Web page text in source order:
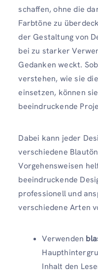
schaffen, ohne die
Farbtöne zu
der Gestaltung von
bei zu starker
Gedanken weckt.
verstehen, wie sie
einsetzen, können
beeindruckende
Dabei kann jeder
verschiedene
Vorgehensweisen
beeindruckende
professionell und
verschiedene Arten
Verwenden
Inhalt den